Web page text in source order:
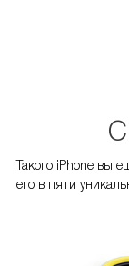
Такого iPhone вы
его в пяти